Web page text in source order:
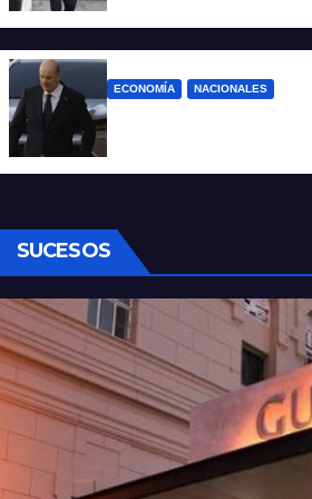
Milei de Misiones
ECONOMÍA NACIONALES
suspendió el decreto
SUCESOS